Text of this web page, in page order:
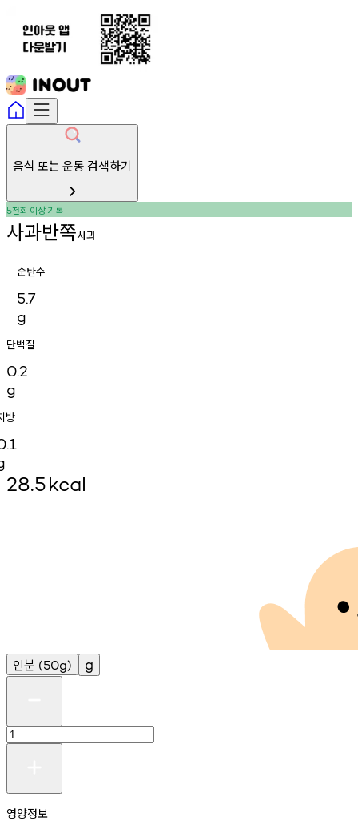
음식 또는 운동 검색하기
5천회 이상기록
사과반쪽사과
순탄수
5.7
g
단백질
0.2
g
방
28.5kcal
인분 (50g) g
영양정보